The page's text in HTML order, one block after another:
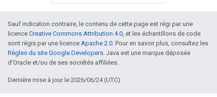
Sauf indication contraire, le contenu de cette page est régi par une
licence Creative Commons Attribution 4.0, et les échantillons de code
sont régis par une licence Apache 2.0. Pour en savoir plus, consultez les
Règles du site Google Developers. Java est une marque déposée
d'Oracle et/ou de ses sociétés affiliées.
Dernière mise à jour le 2026/06/24 (UTC).